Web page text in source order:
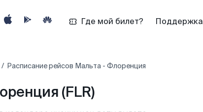
Где мой билет? Поддержка
Расписание рейсов Мальта - Флоренция
(FLR)